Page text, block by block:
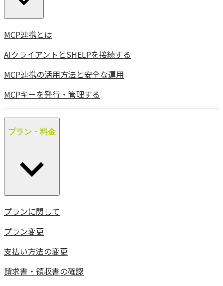
MCP連携とは
AIクライアントとSHELPを接続する
MCP連携の活用方法と安全な運用
MCPキーを発行・管理する
プラン・料金
プランに関して
プラン変更
支払い方法の変更
請求書・領収書の確認